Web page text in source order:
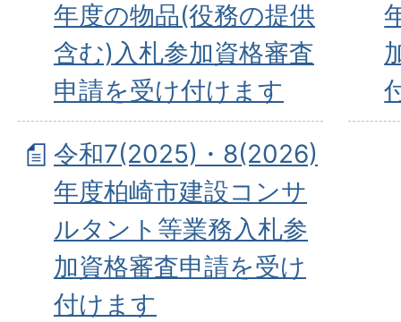
年度の物品(役務の提供
含む)入札参加資格審査
申請を受け付けます
令和7(2025)・8(2026)
年度柏崎市建設コンサ
ルタント等業務入札参
加資格審査申請を受け
付けます